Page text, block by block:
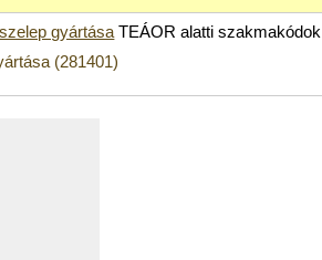
gyártása TEÁOR alatti
(281401)